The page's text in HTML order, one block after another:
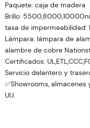
Paquete: caja de madera
Brillo:
tasa de impermeabilidad:
Lámpara: lámpara de
alambre de cobre
Certificados:
Servicio delantero y
✅Showrooms, almacenes
UU.